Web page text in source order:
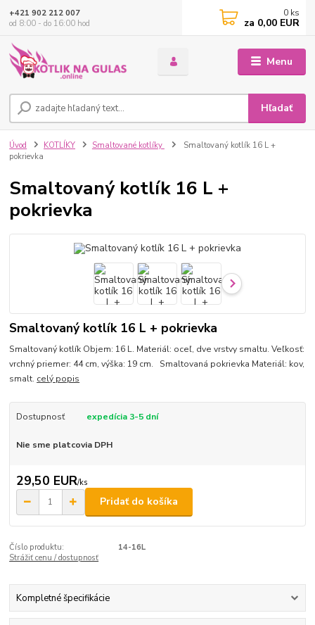
Menu
Hľadať
+421 902 212 007
od 8:00 - do 16:00 hod
0 ks
za 0,00 EUR
Úvod KOTLÍKY Smaltované kotlíky
Smaltovaný kotlík 16 L +
pokrievka
Smaltovaný kotlík 16 L +
pokrievka
Smaltovaný kotlík 16 L + pokrievka
Smaltovaný kotlík Objem: 16 L. Materiál: oceľ, dve vrstvy smaltu. Veľkosť:
vrchný priemer: 44 cm, výška: 19 cm. Smaltovaná pokrievka Materiál: kov,
smalt. celý popis
Dostupnosť expedícia 3-5 dní
Nie sme platcovia DPH
29,50 EUR/ks
Pridať do košíka
Číslo produktu:
14-16L
Strážiť cenu / dostupnosť
Kompletné špecifikácie